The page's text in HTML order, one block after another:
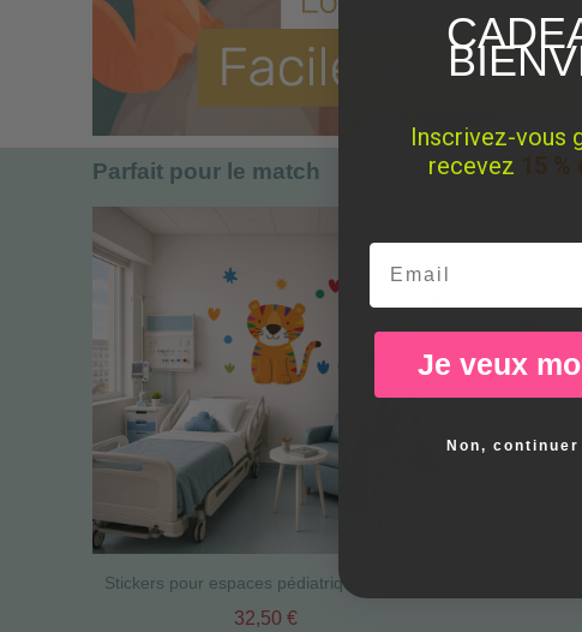
Parfait pour le match
32,50 €
Inscrivez-vous
recevez
Email
Je veux
Non,